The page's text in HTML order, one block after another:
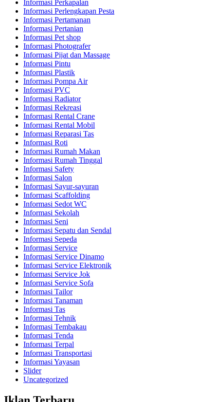
Informasi Perkapalan
Informasi Perlengkapan Pesta
Informasi Pertamanan
Informasi Pertanian
Informasi Pet shop
Informasi Photografer
Informasi Pijat dan Massage
Informasi Pintu
Informasi Plastik
Informasi Pompa Air
Informasi PVC
Informasi Radiator
Informasi Rekreasi
Informasi Rental Crane
Informasi Rental Mobil
Informasi Reparasi Tas
Informasi Roti
Informasi Rumah Makan
Informasi Rumah Tinggal
Informasi Safety
Informasi Salon
Informasi Sayur-sayuran
Informasi Scaffolding
Informasi Sedot WC
Informasi Sekolah
Informasi Seni
Informasi Sepatu dan Sendal
Informasi Sepeda
Informasi Service
Informasi Service Dinamo
Informasi Service Elektronik
Informasi Service Jok
Informasi Service Sofa
Informasi Tailor
Informasi Tanaman
Informasi Tas
Informasi Tehnik
Informasi Tembakau
Informasi Tenda
Informasi Terpal
Informasi Transportasi
Informasi Yayasan
Slider
Uncategorized